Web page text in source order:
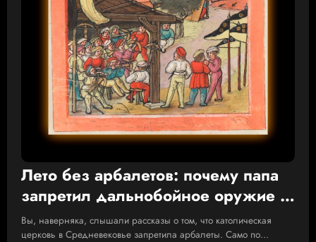
Лето без арбалетов: почему папа
запретил дальнобойное оружие в
XII веке
Вы, наверняка, слышали рассказы о том, что католическая
церковь в Средневековье запретила арбалеты. Само по…